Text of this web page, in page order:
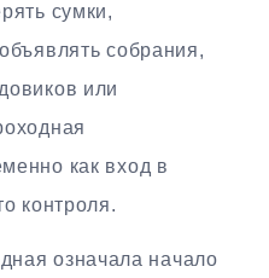
сумки,
собрания,
или
как вход в
контроля.
означала начало